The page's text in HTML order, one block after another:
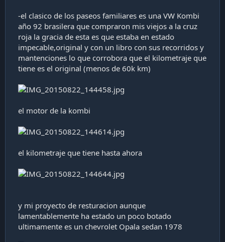
-el clasico de los paseos familiares es una VW Kombi
año 92 brasilera que compraron mis viejos a la cruz
roja la gracia de esta es que estaba en estado
impecable,original y con un libro con sus recorridos y
mantenciones lo que corrobora que el kilometraje que
tiene es el original (menos de 60k km)
el motor de la kombi
el kilometraje que tiene hasta ahora
y mi proyecto de resturacion aunque
lamentablemente ha estado un poco botado
ultimamente es un chevrolet Opala sedan 1978